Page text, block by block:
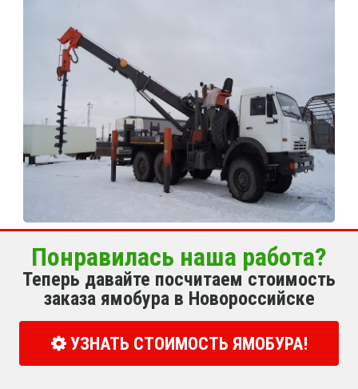
Понравилась наша работа?
Теперь давайте посчитаем стоимость
заказа ямобура в Новороссийске
УЗНАТЬ СТОИМОСТЬ ЯМОБУРА!